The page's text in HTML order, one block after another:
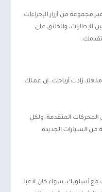
مجموعة من أزرار الإجراءات
الإطارات، والخانق على
تقدمك.
زادت أرباحك. إن عملك
المحركات المتقدمة، ولكل
السيارات الجديدة،
مع أسلوبك، سواء كان لاعبا